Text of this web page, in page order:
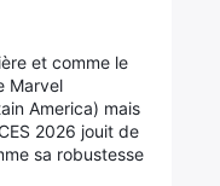
et comme le
Marvel
America) mais
2026 jouit de
sa robustesse